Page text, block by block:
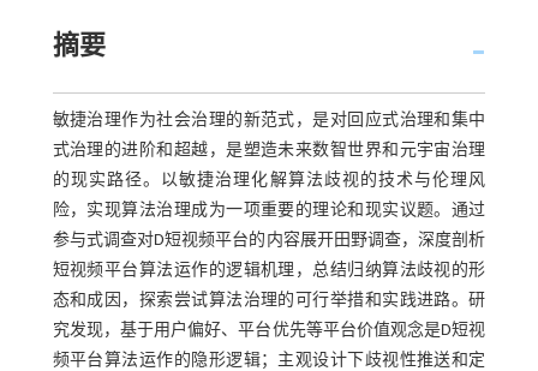
摘要
敏捷治理作为社会治理的新范式，是对回应式治理和集中
式治理的进阶和超越，是塑造未来数智世界和元宇宙治理
的现实路径。以敏捷治理化解算法歧视的技术与伦理风
险，实现算法治理成为一项重要的理论和现实议题。通过
参与式调查对D短视频平台的内容展开田野调查，深度剖析
短视频平台算法运作的逻辑机理，总结归纳算法歧视的形
态和成因，探索尝试算法治理的可行举措和实践进路。研
究发现，基于用户偏好、平台优先等平台价值观念是D短视
频平台算法运作的隐形逻辑；主观设计下歧视性推送和定